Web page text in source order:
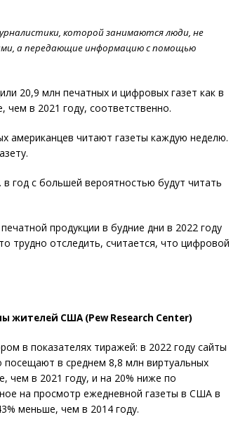
которой занимаются люди, не
апередающиеинформацию с помощью
20,9 млн печатных и цифровых газет как в
чем в 2021 году, соответственно.
американцев читают газеты каждую неделю.
год с большей вероятностью будут читать
продукции в будние дни в 2022 году
трудно отследить, считается, что цифровой
жителей США (Pew Research Center)
в показателях тиражей: в 2022 году сайты
в среднем 8,8 млн виртуальных
чем в 2021 году, и на 20% ниже по
на просмотр ежедневной газеты в США в
меньше, чем в 2014 году.